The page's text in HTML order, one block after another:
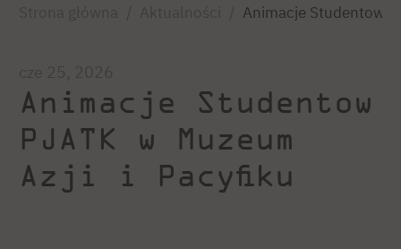
Animacje Studentow
Animacje Studentow
PJATK w Muzeum
Azji i Pacyfiku